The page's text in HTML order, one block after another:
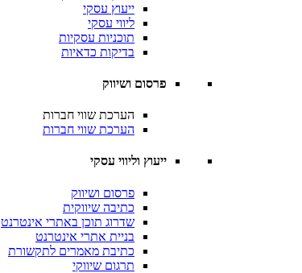
ייעוץ עסקי
ליווי עסקי
תוכניות עסקיות
בדיקות כדאיות
פרסום ושיווק
הערכת שווי חברות
הערכת שווי חברות
ייעוץ וליווי עסקי
פרסום ושיווק
כתיבה שיווקית
שדרוג תוכן באתרי אינטרנט
בניית אתרי אינטרנט
כתיבת מאמרים לתקשורת
תרגום שיווקי